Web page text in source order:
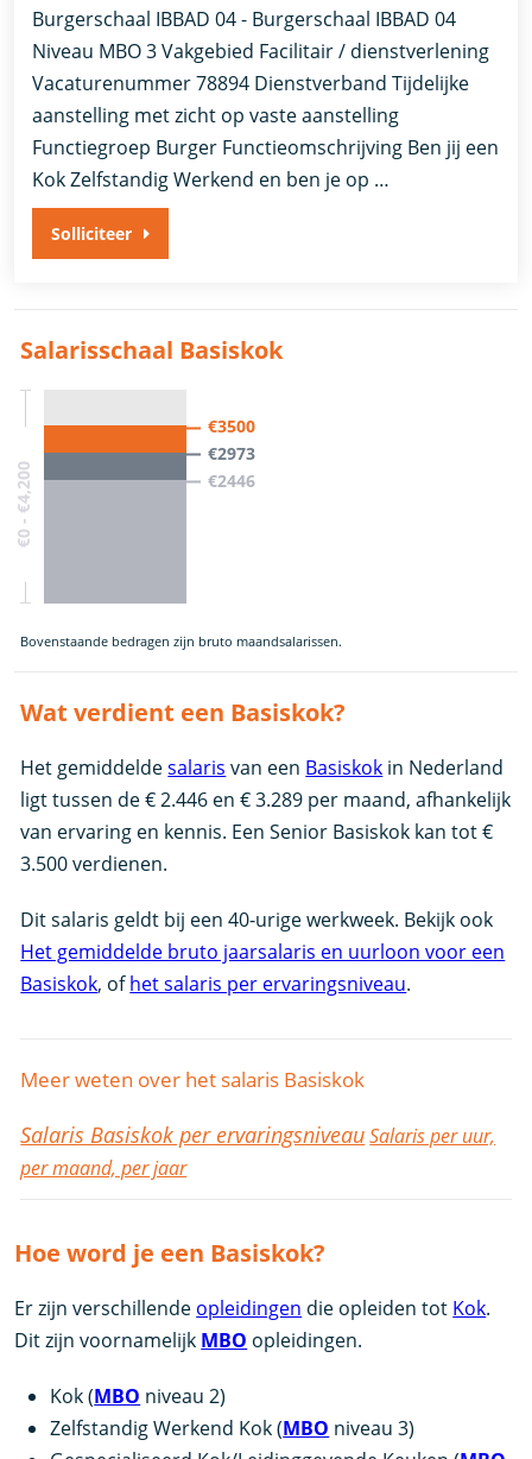
Burgerschaal IBBAD 04 - Burgerschaal IBBAD 04
Niveau MBO 3 Vakgebied Facilitair / dienstverlening
Vacaturenummer 78894 Dienstverband Tijdelijke
aanstelling met zicht op vaste aanstelling​​
Functiegroep Burger​ Functieomschrijving Ben jij een
Kok Zelfstandig Werkend en ben je op …
Solliciteer
Salarisschaal Basiskok
€0 - €4,200
€3500
€2973
€2446
Bovenstaande bedragen zijn bruto maandsalarissen.
Wat verdient een Basiskok?
Het gemiddeldesalaris van een Basiskok in Nederland
ligt tussen de € 2.446 en € 3.289 per maand, afhankelijk
van ervaring en kennis. Een Senior Basiskok kan tot €
3.500 verdienen.
Dit salaris geldt bij een 40-urige werkweek. Bekijk ook
Het gemiddelde bruto jaarsalaris en uurloon voor een
Basiskok, ofhet salaris per ervaringsniveau.
Meer weten over het salaris Basiskok
Salaris Basiskok per ervaringsniveauSalaris per uur,
per maand, per jaar
Hoe word je een Basiskok?
Er zijn verschillende opleidingen die opleiden tot Kok.
Dit zijn voornamelijk MBO opleidingen.
Kok (MBO niveau 2)
Zelfstandig Werkend Kok (MBO niveau 3)